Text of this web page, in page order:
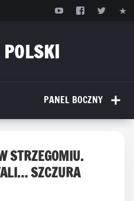
PANEL BOCZNY
STRZEGOMIU.
SZCZURA